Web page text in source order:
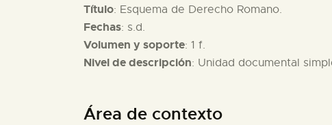
Título: Esquema de Derecho Romano.
Fechas: s.d.
Volumen y soporte: 1 f.
Nivel de descripción: Unidad documental
Área de contexto